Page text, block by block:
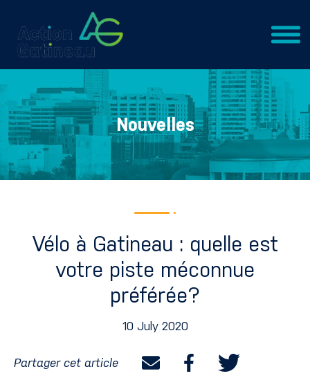
Nouvelles
Vélo à Gatineau : quelle est
votre piste méconnue
préférée?
10 July 2020
Partager cet article